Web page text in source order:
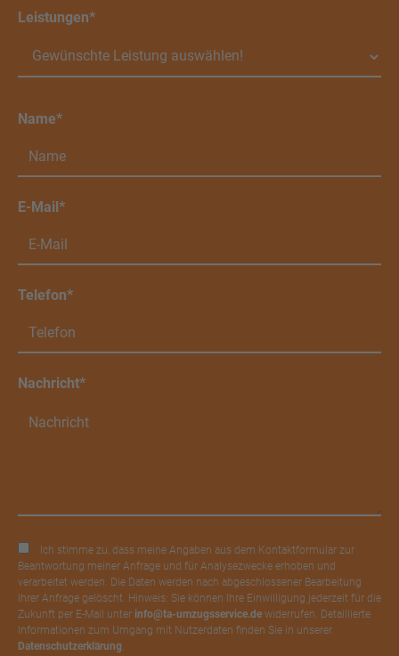
Leistungen*
Name*
E-Mail*
Telefon*
Nachricht*
Ich stimme zu, dass meine Angaben aus dem Kontaktformular zur
Beantwortung meiner Anfrage und für Analysezwecke erhoben und
verarbeitet werden. Die Daten werden nach abgeschlossener Bearbeitung
Ihrer Anfrage gelöscht. Hinweis: Sie können Ihre Einwilligung jederzeit für die
Zukunft per E-Mail unter info@ta-umzugsservice.de widerrufen. Detaillierte
Informationen zum Umgang mit Nutzerdaten finden Sie in unserer
Datenschutzerklärung